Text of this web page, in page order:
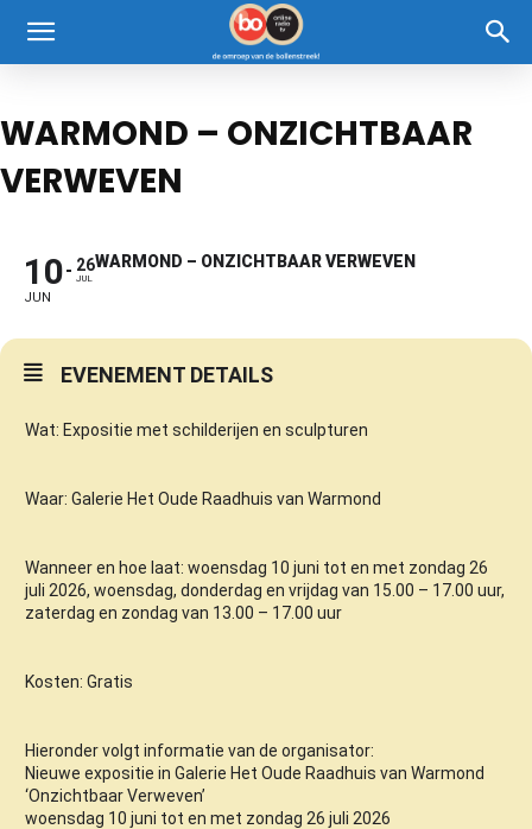
WARMOND – ONZICHTBAAR
VERWEVEN
10
JUN
26
JUL
WARMOND – ONZICHTBAAR VERWEVEN
EVENEMENT DETAILS
Wat: Expositie met schilderijen en sculpturen
Waar: Galerie Het Oude Raadhuis van Warmond
Wanneer en hoe laat: woensdag 10 juni tot en met zondag 26
juli 2026, woensdag, donderdag en vrijdag van 15.00 – 17.00 uur,
zaterdag en zondag van 13.00 – 17.00 uur
Kosten: Gratis
Hieronder volgt informatie van de organisator:
Nieuwe expositie in Galerie Het Oude Raadhuis van Warmond
‘Onzichtbaar Verweven’
woensdag 10 juni tot en met zondag 26 juli 2026